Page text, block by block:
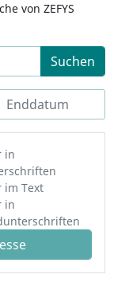
von ZEFYS
Suchen
in
im Text
in